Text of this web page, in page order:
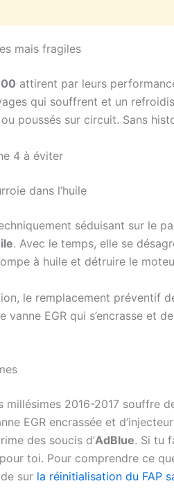
mais fragiles
attirent par leurs
qui souffrent et un
poussés sur circuit. Sans
4 à éviter
dans l’huile
séduisant sur le
. Avec le temps, elle se
à huile et détruire le
le remplacement préventif
EGR qui s’encrasse et
millésimes 2016-2017 souffre
EGR encrassée et
des soucis d’AdBlue. Si tu
toi. Pour comprendre ce
sur la réinitialisation du FAP